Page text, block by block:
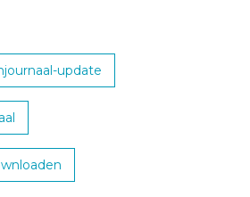
update